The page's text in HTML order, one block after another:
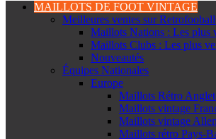
MAILLOTS DE FOOT VINTAGE
Meilleures ventes sur
Maillots Nations : Les plus
Maillots Clubs : Les plus
Nouveautés
Équipes Nationales
Europe
Maillots Rétro
Maillots vintage
Maillots vintage
Maillots rétro Pays-